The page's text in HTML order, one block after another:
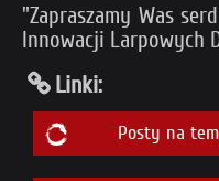
"Zapraszamy Was
Innowacji Larpowych
Linki:
Posty na